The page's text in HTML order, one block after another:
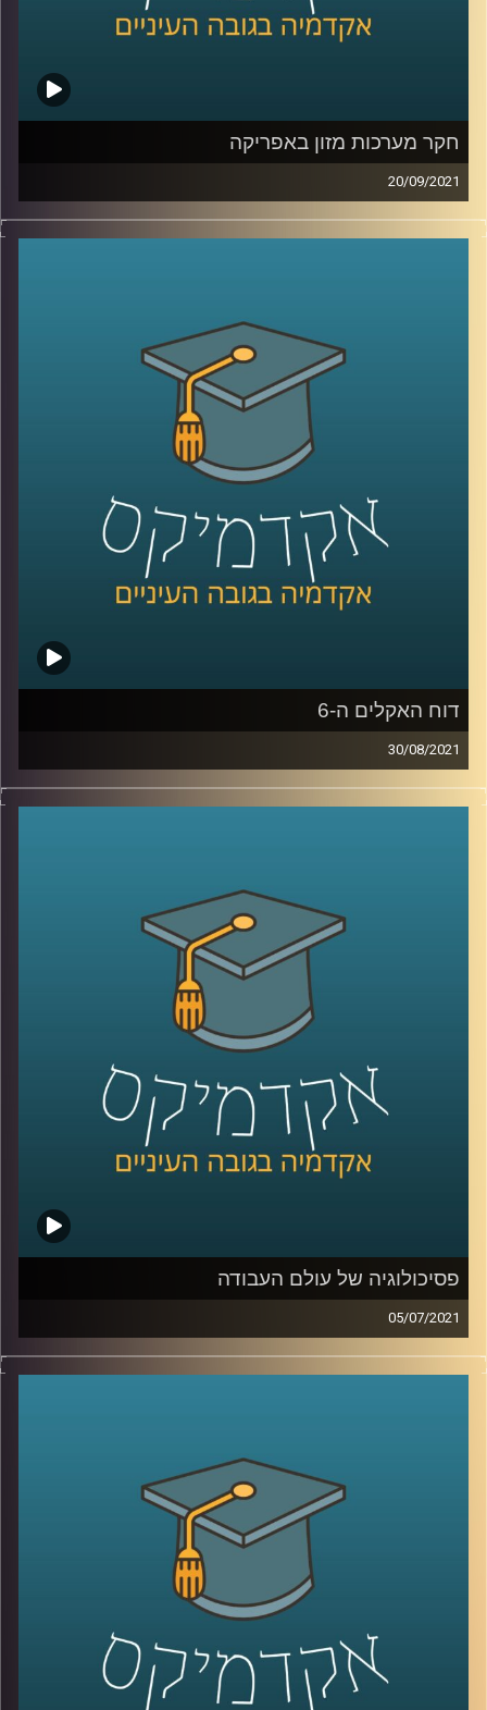
לשיחה עם ד"ר אביב גאון בנושא תיקי פייסבוק והקשר בין
קרדיט תמונות:AudioVersity
חקר מערכות מזון באפריקה
20/09/2021
צרויה קלבאו שבח, יועצת לאיכות סביבה מדיניות ואסטרטגיה,
המלמדת בביה"ס לקיימות ואונ' ת"א, חברת מחקר יישומי
יחד עם פעולות יישומיות בשטח, במחקר בו היא והחברה אותה
איך משתפים פעולה עם גופים נוספים, כאשר כל אחד מהם
בעל מומחיות וכלי עבודה שונים? כיצד לומדים את השטח טרם
הכניסה למדינות היעד? ואיך מקיימים מחקר באפריקה בימי
הקורונה והריחוק החברתי?
קרדיט תמונות:AudioVersity
דוח האקלים ה-6
30/08/2021
באוגוסט האחרון פרסם הפאנל הבינלממשתי את דו"ח האקלים
ה-6.
כמה השפעה בכלל תהיה לו, בהסתמך על ההשפעה של
הדוחות הקודמים לו?
פרופ' יואב יאיר, דיקן ביה"ס לקיימות חוקר אטמוספירה וחלל,
מגיע להסביר על כל נקודות אלה, ולהסביר מהן הפעולות שעל
ממשלת ישראל לנקוט כבר עכשיו בכדי לשנות את המציאות
קרדיט תמונות:
AudioVersity
פסיכולוגיה של עולם העבודה
05/07/2021
מהי משמעות בעבודה וכיצד ניתן לדאוג שתהיה לנו אחת כזו?
מה התפקיד של המנהלים במציאתה? מדוע חשוב לדבר על
בשעה שמאירה זרקור על נקודות מפתח בעולם העבודה, ד"ר
דנה פרג, ראשת תוכנית התואר השני בהתנהגות ופיתוח ארגונים
בבית הספר איבצ'ר לפסיכולוגיה ובבית הספר אריסון למינהל
עסקים באוניברסיטת רייכמן תענה על כל השאלות האלה,
ותסביר למה לא ניתן לנתק בין העבודה שלנו לבין החיים
קרדיט תמונות:
AudioVersity